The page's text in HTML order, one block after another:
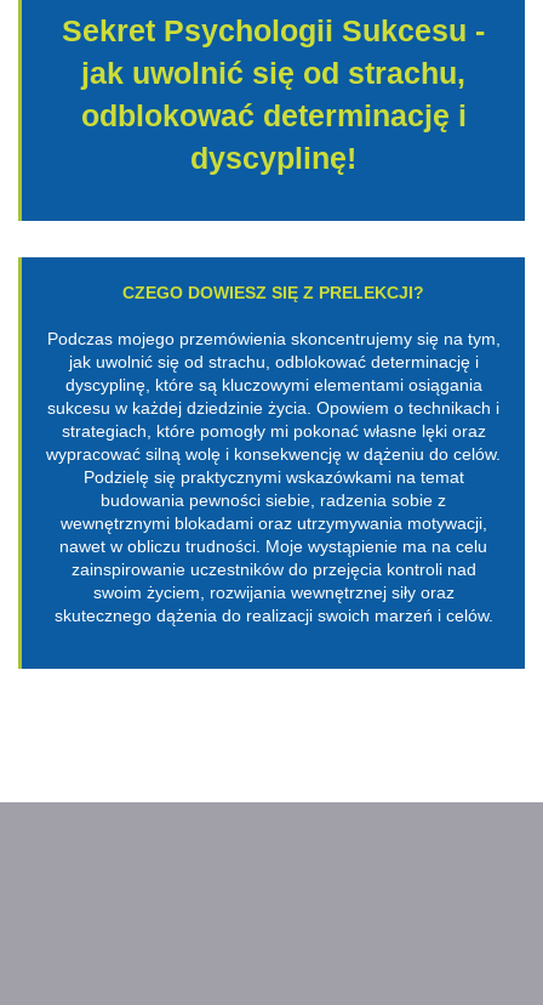
Sekret Psychologii Sukcesu -
jak uwolnić się od strachu,
odblokować determinację i
dyscyplinę!
CZEGO DOWIESZ SIĘ Z PRELEKCJI?
Podczas mojego przemówienia skoncentrujemy się na tym,
jak uwolnić się od strachu, odblokować determinację i
dyscyplinę, które są kluczowymi elementami osiągania
sukcesu w każdej dziedzinie życia. Opowiem o technikach i
strategiach, które pomogły mi pokonać własne lęki oraz
wypracować silną wolę i konsekwencję w dążeniu do celów.
Podzielę się praktycznymi wskazówkami na temat
budowania pewności siebie, radzenia sobie z
wewnętrznymi blokadami oraz utrzymywania motywacji,
nawet w obliczu trudności. Moje wystąpienie ma na celu
zainspirowanie uczestników do przejęcia kontroli nad
swoim życiem, rozwijania wewnętrznej siły oraz
skutecznego dążenia do realizacji swoich marzeń i celów.